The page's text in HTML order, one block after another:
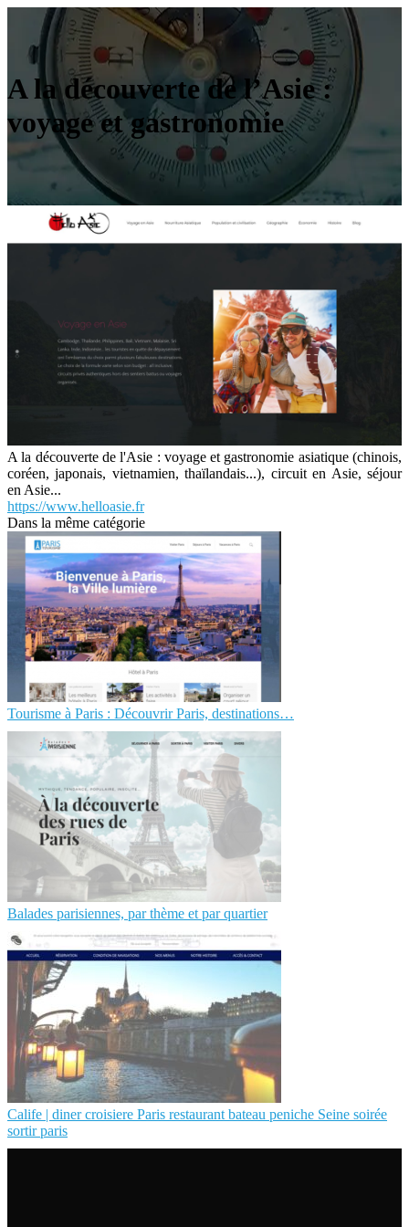
A la découverte de l’Asie :
voyage et gastronomie
A la découverte de l'Asie : voyage et gastronomie asiatique (chinois,
coréen, japonais, vietnamien, thaïlandais...), circuit en Asie, séjour
en Asie...
https://www.helloasie.fr
Dans la même catégorie
Tourisme à Paris : Découvrir Paris, destinations…
Balades parisiennes, par thème et par quartier
Calife | diner croisiere Paris restaurant bateau peniche Seine soirée
sortir paris